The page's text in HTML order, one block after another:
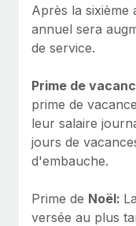
dans le monde
Création d’entité
conformité
Mobilité et
Organisez
employés
Gérez facilement
Taxes
Explorer le blog
BLOG
Mises à jour des
Intégrations
Remote a toujours
toute taille à
Après la sixième
annuel sera
de service.
Prime de
prime de
leur salaire
jours de
d'embauche.
Prime de Noël:
versée au plus